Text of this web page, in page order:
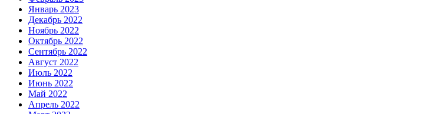
Январь 2023
Декабрь 2022
Ноябрь 2022
Октябрь 2022
Сентябрь 2022
Август 2022
Июль 2022
Июнь 2022
Май 2022
Апрель 2022